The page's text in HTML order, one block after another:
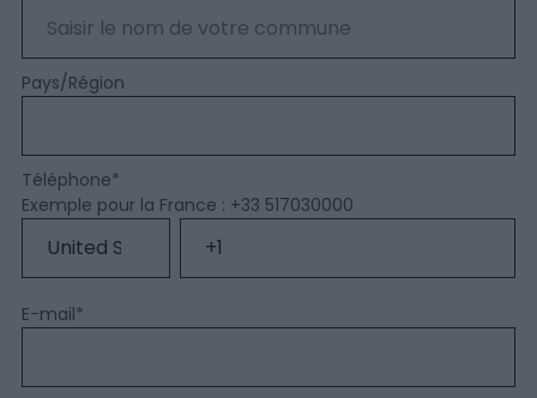
Pays/Région
Téléphone*
Exemple pour la France : +33 517030000
E-mail*